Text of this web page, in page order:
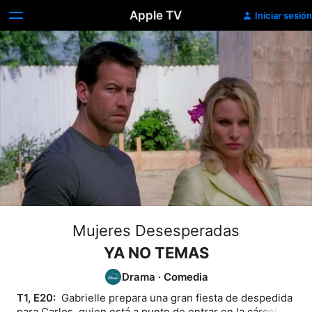
Apple TV Iniciar sesión
Mujeres Desesperadas
YA NO TEMAS
Drama · Comedia
T1, E20: Gabrielle prepara una gran fiesta de despedida